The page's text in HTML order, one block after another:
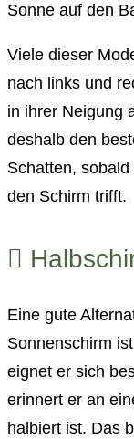
Sonne auf den
Viele dieser
nach links und
in ihrer Neigung
deshalb den
Schatten,
den Schirm trifft.
Eine gute
Sonnenschirm
eignet er sich
erinnert er an
halbiert ist. Das